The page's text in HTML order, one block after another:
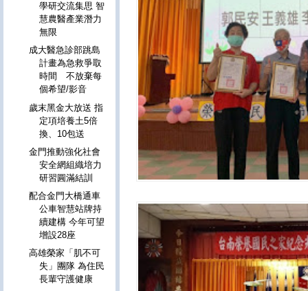
學研交流集思 智
慧農醫產業潛力
無限
成大醫急診部跳島
計畫為急救爭取
時間 不放棄每
個希望/影音
歲末黑金大放送 指
定項培養土5倍
換、10包送
金門推動強化社會
安全網組織培力
研習圓滿結訓
配合金門大橋通車
公車智慧站牌持
續建構 今年可望
增設28座
高雄榮家「肌不可
失」團隊 為住民
長輩守護健康